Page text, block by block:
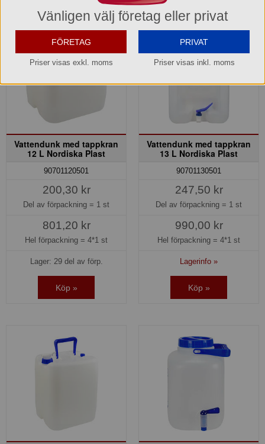
Vattendunk med tappkran
12 L Nordiska Plast
90701120501
200,30 kr
Del av förpackning = 1 st
801,20 kr
Hel förpackning = 4*1 st
Lager: 29 del av förp.
Köp »
Vattendunk med tappkran
13 L Nordiska Plast
90701130501
247,50 kr
Del av förpackning = 1 st
990,00 kr
Hel förpackning = 4*1 st
Lagerinfo »
Köp »
Vänligen välj företag eller privat
FÖRETAG
Priser visas exkl. moms
PRIVAT
Priser visas inkl. moms